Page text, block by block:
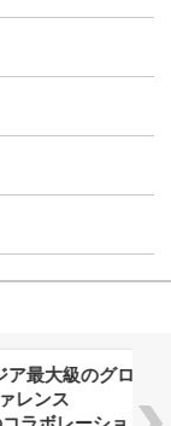
大級のグロ
ンス